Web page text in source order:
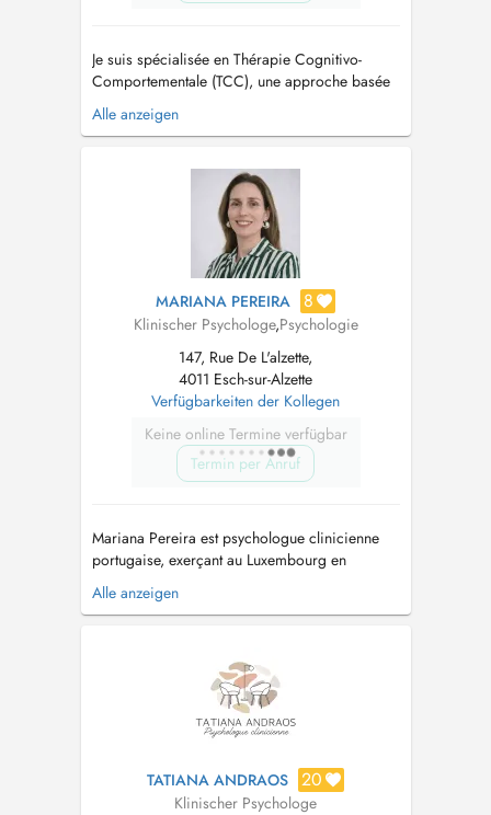
Je suis spécialisée en Thérapie Cognitivo-
Comportementale (TCC), une approche basée
sur des méthodes scientifiquement validées,
centrée sur l'identification et la transformation
bien-être mental. J'accompagne les enfants,
adolescents et adultes dans l...
Alle anzeigen
MARIANA PEREIRA 8
Klinischer Psychologe,Psychologie
147, Rue De L'alzette,
4011 Esch-sur-Alzette
Verfügbarkeiten der Kollegen
Keine online Termine verfügbar
Termin per Anruf
Mariana Pereira est psychologue clinicienne
portugaise, exerçant au Luxembourg en
pratique privée depuis 2019. Diplômée en
psychologie de lUniversité Lusófona de
reconnue comme spécialiste en psycho...
Alle anzeigen
TATIANA ANDRAOS 20
Klinischer Psychologe